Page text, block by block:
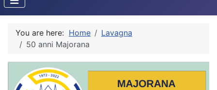
You are here: Home
Lavagna
50 anni Majorana